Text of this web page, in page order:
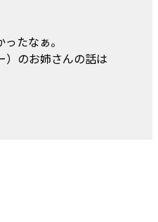
たなぁ。
）のお姉さんの話は